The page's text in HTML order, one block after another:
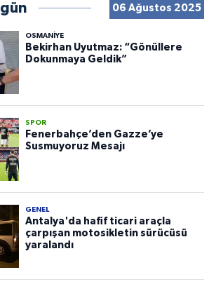
06 Ağustos 2025
OSMANIYE
Bekirhan Uyutmaz: “Gönüllere
Dokunmaya Geldik”
SPOR
Fenerbahçe’den Gazze’ye
Susmuyoruz Mesajı
GENEL
Antalya'da hafif ticari araçla
çarpışan motosikletin sürücüsü
yaralandı